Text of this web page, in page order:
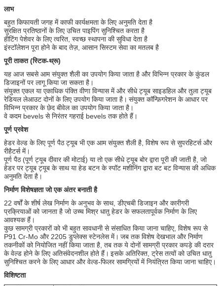
लाभ
बहुत किफायती जगह में काफी कार्यक्षमता के लिए अनुमति देता है
सुरक्षित प्रतिष्ठानों के लिए उचित पाइपिंग सुनिश्चित करता है
हीटिंग पेशेवर के लिए त्वरित, स्वच्छ स्थापना की सुविधा देता है
इंस्टॉलेशन पूरा होने के बाद तेज़, आसान सिस्टम सेवा का मतलब है
पूरी ताकत (स्टिक-थ्रू)
यह आज सबसे आम संयुक्त शैली का उपयोग किया जाता है और विभिन्न प्रकार के कुंडल
डिजाइनों पर लागू किया जा सकता है।
संयुक्त एकल या एकाधिक पंक्ति वीणा विन्यास में और सीधे ट्यूब साइडहिल और तुला ट्यूब
रेडियल लेआउट दोनों के लिए उपयोग किया जाता है। संयुक्त कॉन्फ़िगरेशन के आधार पर
विभिन्न प्रकार के छेद बीवेल का उपयोग किया जाता है।
वे कदम bevels से निरंतर गहराई bevels तक होते हैं।
पूर्ण प्रवेश
हेडर वेल्ड के लिए पूर्ण पैठ ट्यूब भी एक आम संयुक्त शैली है, विशेष रूप से सुपरहिटर्स और
रीहैटर्स में।
पूर्ण पैठ (पूर्ण ट्यूब दीवार की मोटाई) या तो एक सीधे ट्यूब बोर द्वारा पूरी की जाती है, जो
हेडर पर ट्यूब ट्यूब के साथ या हेड बटन के स्पॉट मशीनिंग द्वारा बट बट विन्यास की अधिक
अनुमति देता है।
निर्माण विशेषज्ञता जो एक अंतर बनाती है
22 वर्षों के शीर्ष लेख निर्माण के अनुभव के साथ, डीएचबी डिजाइन और कारीगरी
प्रक्रियाओं को जानता है जो उच्च मिश्र धातु हेडर के सफलतापूर्वक निर्माण के लिए
आवश्यक हैं।
कुछ सामग्री प्रकारों को भी बहुत सावधानी से संसाधित किया जाना चाहिए, विशेष रूप से
P91 Cr-Mo और 2205 डुप्लेक्स स्टेनलेस में। जब तक विशेष देखभाल और निर्माण
तकनीकों को नियोजित नहीं किया जाता है, तब तक ये दोनों सामग्री प्रकार कपड़े की दरार
के वेल्ड होने के लिए अतिसंवेदनशील होते हैं। इसके अतिरिक्त, ट्रेस तत्वों को उचित धातु
सुनिश्चित करने के लिए आधार और वेल्ड-फिलर सामग्रियों में नियंत्रित किया जाना चाहिए।
विशिष्टता